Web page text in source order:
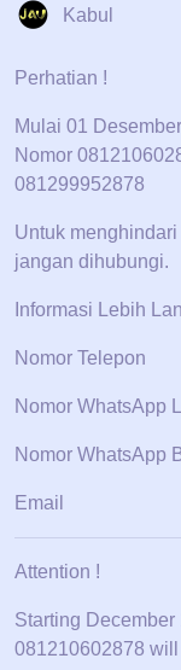
Kabul
Perhatian !
Mulai 01
Nomor
081299952878
Untuk
jangan dihubungi.
Informasi Lebih
Nomor
Nomor
Nomor
Email :
Attention !
Starting
081210602878